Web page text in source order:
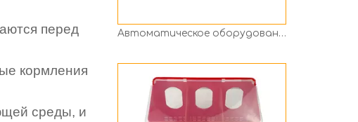
перед
кормления
среды, и
Коробка для кормушки для голубей с 1/2/3 отверстиями